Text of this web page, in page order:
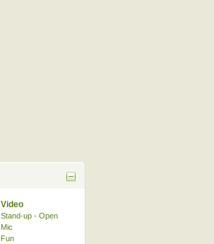
Video
Stand-up - Open
Mic
Fun